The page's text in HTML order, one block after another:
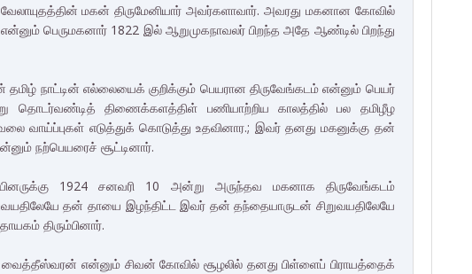
மகன் திருமேனியார் அவர்களாவார். அவரது மகனான கோவில்
பெருமகனார் 1822 இல் ஆறுமுகநாவலர் பிறந்த அதே ஆண்டில் பிறந்து
நாட்டின் எல்லையைக் குறிக்கும் பெயரான திருவேங்கடம் என்னும் பெயர்
தொடர்வண்டித் திணைக்களத்திள் பணியாற்றிய காலத்தில் பல தமிழீழ
வாய்ப்புகள் எடுத்துக் கொடுத்து உதவினார.; இவர் தனது மகனுக்கு தன்
நற்பெயரைச் சூட்டினார்.
1924 சனவரி 10 அன்று அருந்தவ மகனாக திருவேங்கடம்
தன் தாயை இழந்திட்ட இவர் தன் தந்தையாருடன் சிறுவயதிலேயே
திரும்பினார்.
என்னும் சிவன் கோவில் சூழலில் தனது பிள்ளைப் பிராயத்தைக்